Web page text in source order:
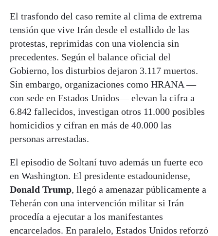
El trasfondo del caso remite al clima de extrema
tensión que vive Irán desde el estallido de las
protestas, reprimidas con una violencia sin
precedentes. Según el balance oficial del
Gobierno, los disturbios dejaron 3.117 muertos.
Sin embargo, organizaciones como HRANA —
con sede en Estados Unidos— elevan la cifra a
6.842 fallecidos, investigan otros 11.000 posibles
homicidios y cifran en más de 40.000 las
personas arrestadas.
El episodio de Soltaní tuvo además un fuerte eco
en Washington. El presidente estadounidense,
Donald Trump, llegó a amenazar públicamente a
Teherán con una intervención militar si Irán
procedía a ejecutar a los manifestantes
encarcelados. En paralelo, Estados Unidos reforzó